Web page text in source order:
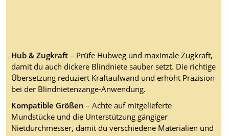
Hub & Zugkraft– Prüfe Hubweg und maximale Zugkraft,
damit du auch dickere Blindniete sauber setzt. Die richtige
Übersetzung reduziert Kraftaufwand und erhöht Präzision
bei der Blindnietenzange-Anwendung.
Kompatible Größen – Achte auf mitgelieferte
Mundstücke und die Unterstützung gängiger
Nietdurchmesser, damit du verschiedene Materialien und